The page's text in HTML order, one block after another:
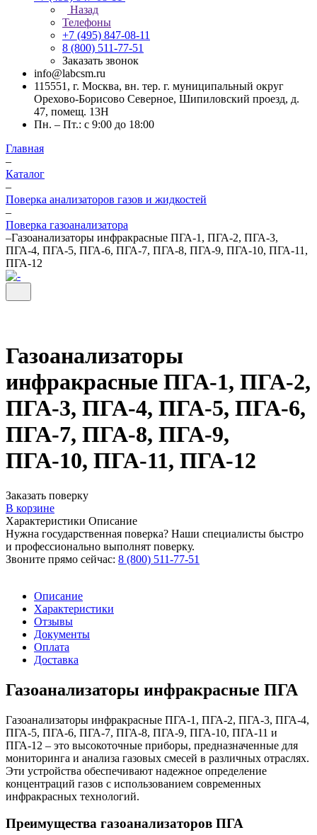
Назад
Телефоны
+7 (495) 847-08-11
8 (800) 511-77-51
Заказать звонок
info@labcsm.ru
115551, г. Москва, вн. тер. г. муниципальный округ
Орехово-Борисово Северное, Шипиловский проезд, д.
47, помещ. 13Н
Пн. – Пт.: с 9:00 до 18:00
Главная
–
Каталог
–
Поверка анализаторов газов и жидкостей
–
Поверка газоанализатора
–Газоанализаторы инфракрасные ПГА-1, ПГА-2, ПГА-3,
ПГА-4, ПГА-5, ПГА-6, ПГА-7, ПГА-8, ПГА-9, ПГА-10, ПГА-11,
ПГА-12
Газоанализаторы
инфракрасные ПГА-1, ПГА-2,
ПГА-3, ПГА-4, ПГА-5, ПГА-6,
ПГА-7, ПГА-8, ПГА-9,
ПГА-10, ПГА-11, ПГА-12
Заказать поверку
В корзине
Характеристики Описание
Нужна государственная поверка? Наши специалисты быстро
и профессионально выполнят поверку.
Звоните прямо сейчас: 8 (800) 511-77-51
Описание
Характеристики
Отзывы
Документы
Оплата
Доставка
Газоанализаторы инфракрасные ПГА
Газоанализаторы инфракрасные ПГА-1, ПГА-2, ПГА-3, ПГА-4,
ПГА-5, ПГА-6, ПГА-7, ПГА-8, ПГА-9, ПГА-10, ПГА-11 и
ПГА-12 – это высокоточные приборы, предназначенные для
мониторинга и анализа газовых смесей в различных отраслях.
Эти устройства обеспечивают надежное определение
концентраций газов с использованием современных
инфракрасных технологий.
Преимущества газоанализаторов ПГА